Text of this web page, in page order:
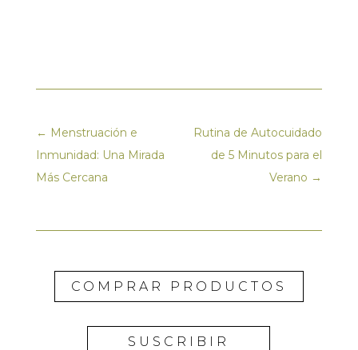
← Menstruación e
Inmunidad: Una Mirada
Más Cercana
Rutina de Autocuidado
de 5 Minutos para el
Verano →
COMPRAR PRODUCTOS
SUSCRIBIR